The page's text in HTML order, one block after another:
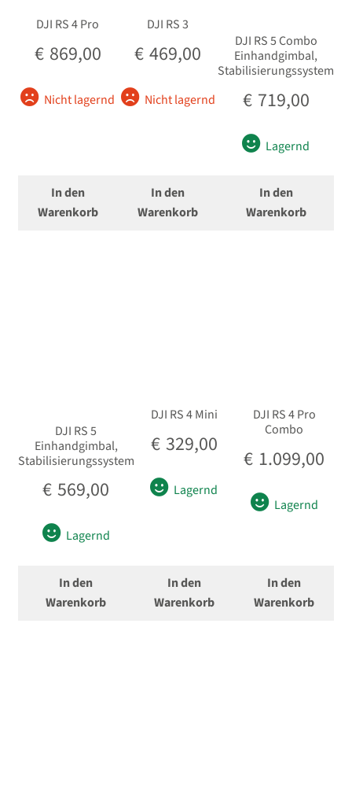
DJI RS 4 Pro
€ 869,00
Nicht lagernd
In den
Warenkorb
DJI RS 3
€ 469,00
Nicht lagernd
In den
Warenkorb
DJI RS 5 Combo
Einhandgimbal,
Stabilisierungssystem
€ 719,00
Lagernd
In den
Warenkorb
DJI RS 5
Einhandgimbal,
Stabilisierungssystem
€ 569,00
Lagernd
In den
Warenkorb
DJI RS 4 Mini
€ 329,00
Lagernd
In den
Warenkorb
DJI RS 4 Pro
Combo
€ 1.099,00
Lagernd
In den
Warenkorb